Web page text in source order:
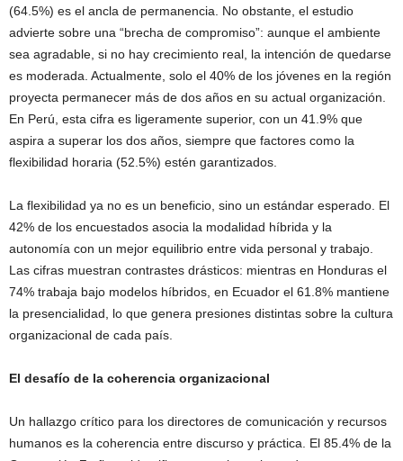
(64.5%) es el ancla de permanencia. No obstante, el estudio
advierte sobre una “brecha de compromiso”: aunque el ambiente
sea agradable, si no hay crecimiento real, la intención de quedarse
es moderada. Actualmente, solo el 40% de los jóvenes en la región
proyecta permanecer más de dos años en su actual organización.
En Perú, esta cifra es ligeramente superior, con un 41.9% que
aspira a superar los dos años, siempre que factores como la
flexibilidad horaria (52.5%) estén garantizados.
La flexibilidad ya no es un beneficio, sino un estándar esperado. El
42% de los encuestados asocia la modalidad híbrida y la
autonomía con un mejor equilibrio entre vida personal y trabajo.
Las cifras muestran contrastes drásticos: mientras en Honduras el
74% trabaja bajo modelos híbridos, en Ecuador el 61.8% mantiene
la presencialidad, lo que genera presiones distintas sobre la cultura
organizacional de cada país.
El desafío de la coherencia organizacional
Un hallazgo crítico para los directores de comunicación y recursos
humanos es la coherencia entre discurso y práctica. El 85.4% de la